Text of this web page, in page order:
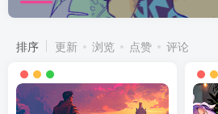
排序 更新 浏览 点赞 评论